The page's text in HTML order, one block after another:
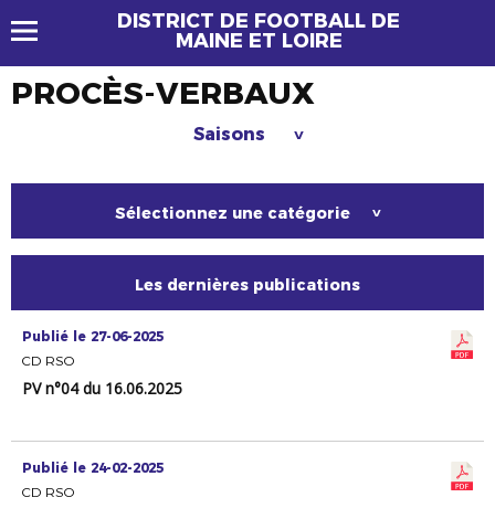
DISTRICT DE FOOTBALL DE
MAINE ET LOIRE
PROCÈS-VERBAUX
Saisons >
Sélectionnez une catégorie >
Les dernières publications
Publié le 27-06-2025
CD RSO
PV n°04 du 16.06.2025
Publié le 24-02-2025
CD RSO